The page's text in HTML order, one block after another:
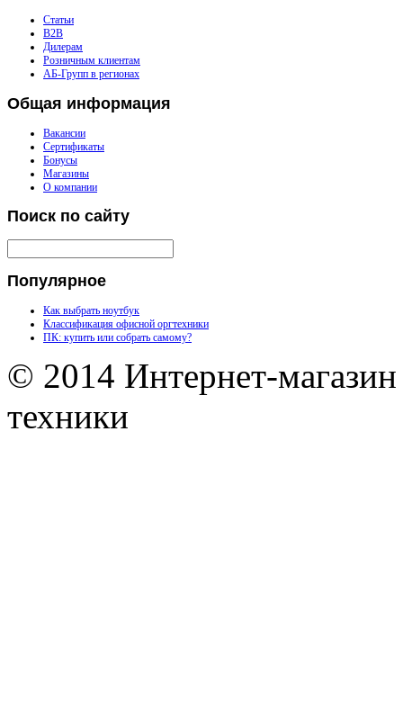
Статьи
B2B
Дилерам
Розничным клиентам
АБ-Групп в регионах
Общая информация
Вакансии
Сертификаты
Бонусы
Магазины
О компании
Поиск по сайту
Популярное
Как выбрать ноутбук
Классификация офисной оргтехники
ПК: купить или собрать самому?
© 2014 Интернет-
техники